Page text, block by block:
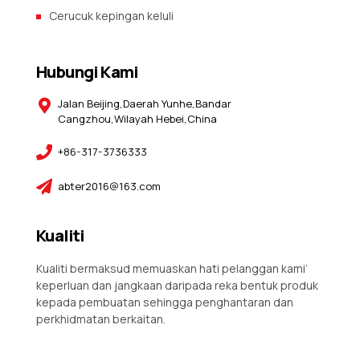
Cerucuk kepingan keluli
Hubungi Kami
Jalan Beijing,Daerah Yunhe,Bandar
Cangzhou,Wilayah Hebei,China
+86-317-3736333
abter2016@163.com
Kualiti
Kualiti bermaksud memuaskan hati pelanggan kami’
keperluan dan jangkaan daripada reka bentuk produk
kepada pembuatan sehingga penghantaran dan
perkhidmatan berkaitan.